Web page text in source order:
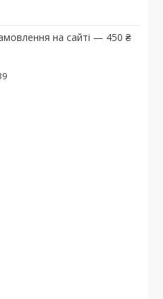
на сайті — 450 ₴